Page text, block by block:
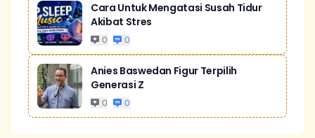
Cara Untuk Mengatasi Susah Tidur
Akibat Stres
0 0
Anies Baswedan Figur Terpilih
Generasi Z
0 0